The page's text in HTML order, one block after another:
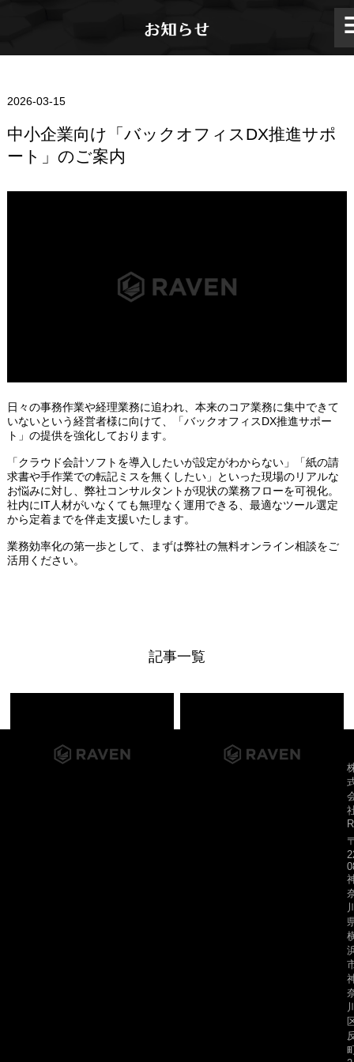
お知らせ
2026-03-15
中小企業向け「バックオフィスDX推進サポ
ート」のご案内
日々の事務作業や経理業務に追われ、本来のコア業務に集中できて
いないという経営者様に向けて、「バックオフィスDX推進サポー
ト」の提供を強化しております。
「クラウド会計ソフトを導入したいが設定がわからない」「紙の請
求書や手作業での転記ミスを無くしたい」といった現場のリアルな
お悩みに対し、弊社コンサルタントが現状の業務フローを可視化。
社内にIT人材がいなくても無理なく運用できる、最適なツール選定
から定着までを伴走支援いたします。
業務効率化の第一歩として、まずは弊社の無料オンライン相談をご
活用ください。
記事一覧